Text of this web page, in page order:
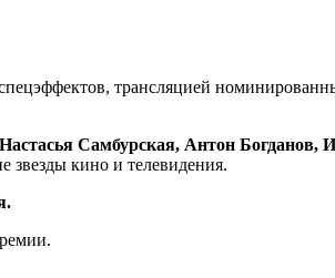
трансляцией
Самбурская, Антон
звезды кино и телевидения.